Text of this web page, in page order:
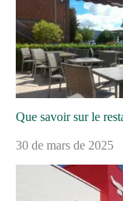
Que savoir sur le
30 de mars de 2025